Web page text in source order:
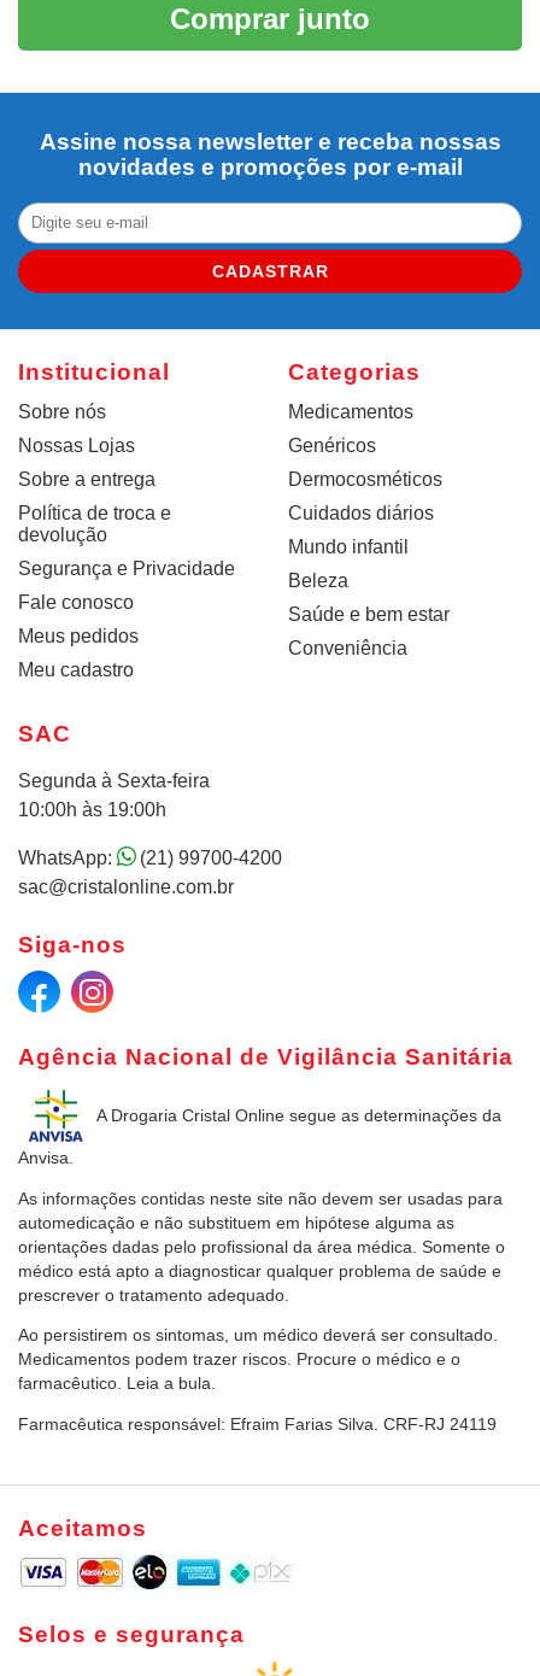
Comprar junto
Assine nossa newsletter e receba nossas
novidades e promoções por e-mail
CADASTRAR
Institucional
Sobre nós
Nossas Lojas
Sobre a entrega
Política de troca e
devolução
Segurança e Privacidade
Fale conosco
Meus pedidos
Meu cadastro
Categorias
Medicamentos
Genéricos
Dermocosméticos
Cuidados diários
Mundo infantil
Beleza
Saúde e bem estar
Conveniência
Agência Nacional de Vigilância Sanitária
A Drogaria Cristal Online segue as determinações da
Anvisa.
As informações contidas neste site não devem ser usadas para
automedicação e não substituem em hipótese alguma as
orientações dadas pelo profissional da área médica. Somente o
médico está apto a diagnosticar qualquer problema de saúde e
prescrever o tratamento adequado.
Ao persistirem os sintomas, um médico deverá ser consultado.
Medicamentos podem trazer riscos. Procure o médico e o
farmacêutico. Leia a bula.
Farmacêutica responsável: Efraim Farias Silva. CRF-RJ 24119
SAC
Segunda à Sexta-feira
10:00h às 19:00h
WhatsApp:
(21) 99700-4200
sac@cristalonline.com.br
Siga-nos
Aceitamos
Selos e segurança